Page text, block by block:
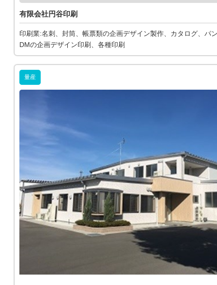
有限会社円谷印刷
印刷業:名刺、封筒、帳票類の企画デザイン製作、カタログ、パ
DMの企画デザイン印刷、各種印刷
量産